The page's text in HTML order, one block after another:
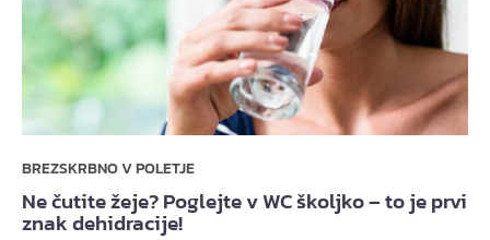
BREZSKRBNO V POLETJE
Ne čutite žeje? Poglejte v WC školjko – to je prvi
znak dehidracije!